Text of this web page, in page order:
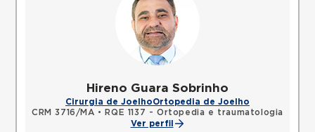
Hireno Guara Sobrinho
Cirurgia de JoelhoOrtopedia de Joelho
CRM 3716/MA •
RQE 1137 - Ortopedia e traumatologia
Ver perfil